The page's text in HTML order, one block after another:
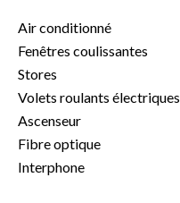
Air conditionné
Fenêtres coulissantes
Stores
Volets roulants électriques
Ascenseur
Fibre optique
Interphone